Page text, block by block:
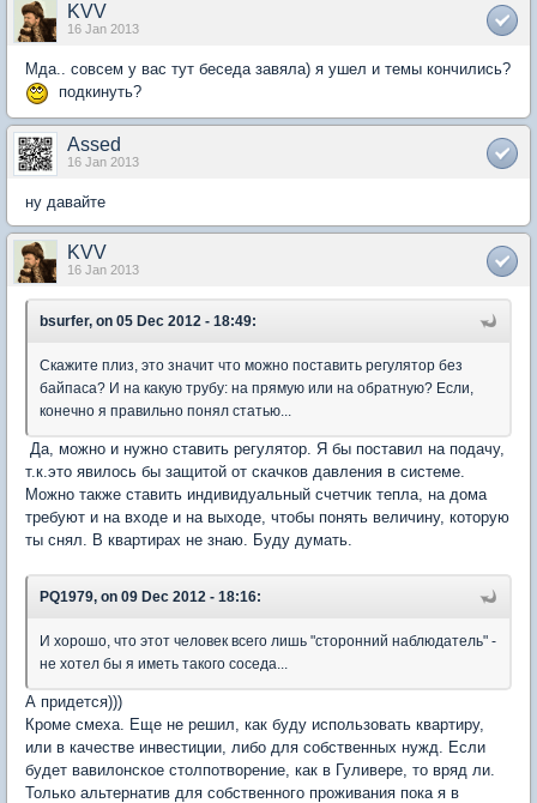
KVV
16 Jan 2013
Мда.. совсем у вас тут беседа завяла) я ушел и темы кончились?
подкинуть?
Assed
16 Jan 2013
ну давайте
KVV
16 Jan 2013
bsurfer, on 05 Dec 2012 - 18:49:
Скажите плиз, это значит что можно поставить регулятор без
байпаса? И на какую трубу: на прямую или на обратную? Если,
конечно я правильно понял статью...
Да, можно и нужно ставить регулятор. Я бы поставил на подачу,
т.к.это явилось бы защитой от скачков давления в системе.
Можно также ставить индивидуальный счетчик тепла, на дома
требуют и на входе и на выходе, чтобы понять величину, которую
ты снял. В квартирах не знаю. Буду думать.
PQ1979, on 09 Dec 2012 - 18:16:
И хорошо, что этот человек всего лишь "сторонний наблюдатель" -
не хотел бы я иметь такого соседа...
А придется)))
Кроме смеха. Еще не решил, как буду использовать квартиру,
или в качестве инвестиции, либо для собственных нужд. Если
будет вавилонское столпотворение, как в Гуливере, то вряд ли.
Только альтернатив для собственного проживания пока я в